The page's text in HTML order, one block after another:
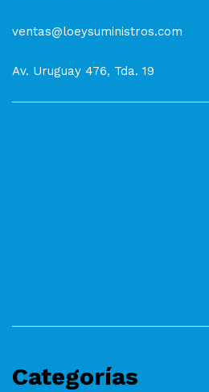
ventas@loeysuministros.com
Av. Uruguay 476, Tda. 19
Categorías